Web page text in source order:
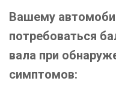
Вашему
потребоваться
вала при
симптомов: